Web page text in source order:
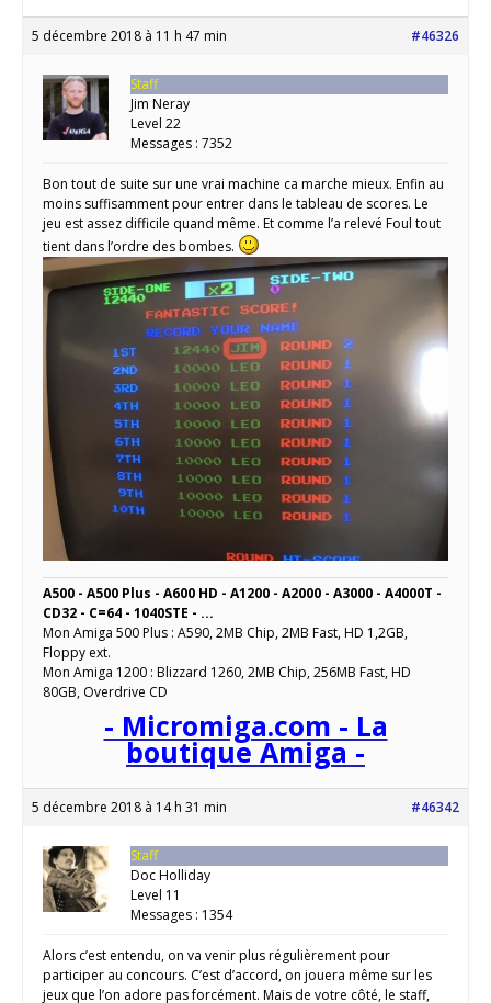
5 décembre 2018 à 11 h 47 min #46326
Staff
Jim Neray
Level 22
Messages : 7352
Bon tout de suite sur une vrai machine ca marche mieux. Enfin au
moins suffisamment pour entrer dans le tableau de scores. Le
jeu est assez difficile quand même. Et comme l’a relevé Foul tout
tient dans l’ordre des bombes.
A500 - A500 Plus - A600 HD - A1200 - A2000 - A3000 - A4000T -
CD32 - C=64 - 1040STE - ...
Mon Amiga 500 Plus : A590, 2MB Chip, 2MB Fast, HD 1,2GB,
Floppy ext.
Mon Amiga 1200 : Blizzard 1260, 2MB Chip, 256MB Fast, HD
80GB, Overdrive CD
- Micromiga.com - La
boutique Amiga -
5 décembre 2018 à 14 h 31 min #46342
Staff
Doc Holliday
Level 11
Messages : 1354
Alors c’est entendu, on va venir plus régulièrement pour
participer au concours. C’est d’accord, on jouera même sur les
jeux que l’on adore pas forcément. Mais de votre côté, le staff,